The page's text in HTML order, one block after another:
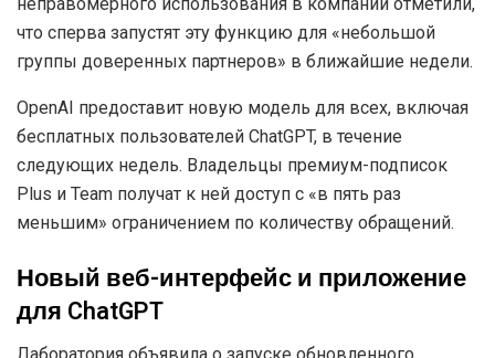
что сперва запустят эту функцию для «небольшой
группы доверенных партнеров» в ближайшие недели.
OpenAI предоставит новую модель для всех, включая
бесплатных пользователей ChatGPT, в течение
следующих недель. Владельцы премиум-подписок
Plus и Team получат к ней доступ с «в пять раз
меньшим» ограничением по количеству обращений.
Новый веб-интерфейс и приложение
для ChatGPT
Лаборатория объявила о запуске обновленного